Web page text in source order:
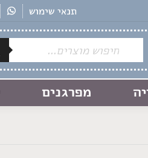
תנאי שימוש
מפרגנים